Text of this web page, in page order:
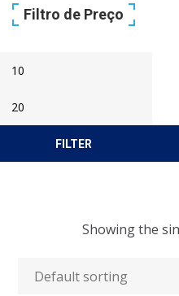
Showing the
Filtro de Preço
Min
Price
Max
Price
FILTER